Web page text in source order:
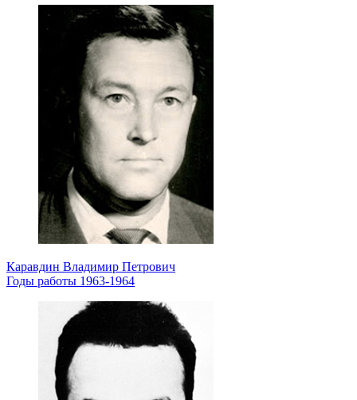
Каравдин Владимир Петрович
Годы работы 1963-1964